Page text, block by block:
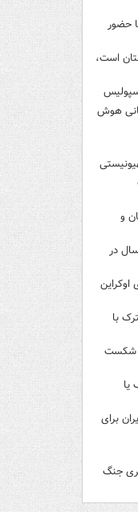
حضور
است،
هوش
و
خردسال در
با
شکست
یا
برای
جنگ